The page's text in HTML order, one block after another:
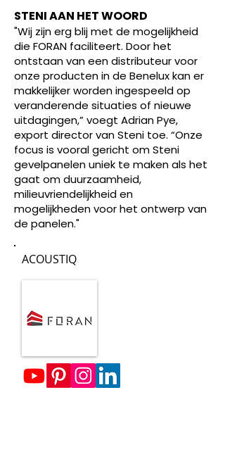
STENI AAN HET WOORD
"Wij zijn erg blij met de mogelijkheid
die FORAN faciliteert. Door het
ontstaan van een distributeur voor
onze producten in de Benelux kan er
makkelijker worden ingespeeld op
veranderende situaties of nieuwe
uitdagingen,” voegt Adrian Pye,
export director van Steni toe. “Onze
focus is vooral gericht om Steni
gevelpanelen uniek te maken als het
gaat om duurzaamheid,
milieuvriendelijkheid en
mogelijkheden voor het ontwerp van
de panelen."
ACOUSTIQ